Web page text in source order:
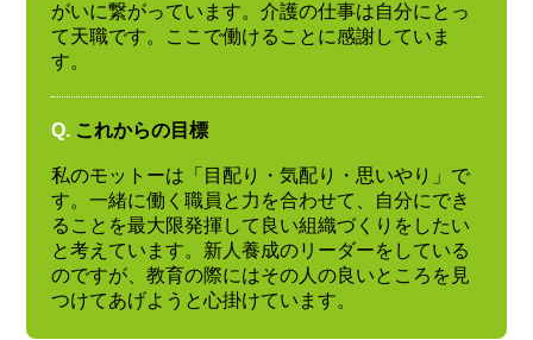
がいに繋がっています。介護の仕事は自分にとっ
て天職です。ここで働けることに感謝していま
す。
Q. これからの目標
私のモットーは「目配り・気配り・思いやり」で
す。一緒に働く職員と力を合わせて、自分にでき
ることを最大限発揮して良い組織づくりをしたい
と考えています。新人養成のリーダーをしている
のですが、教育の際にはその人の良いところを見
つけてあげようと心掛けています。